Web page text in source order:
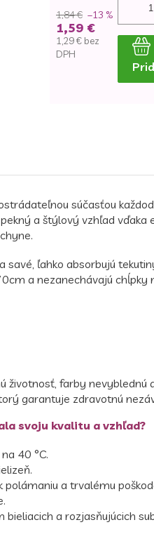
1,84 € –13 %
1,59 €
1,29 € bez
DPH
súčasťou
a štýlový vzhľad
ľahko absorbujú
a nezanechávajú chĺpky
životnosť, farby nevyblednú
garantuje zdravotnú
svoju kvalitu a vzhľad?
40 °C.
a trvalému
a rozjasňujúcich